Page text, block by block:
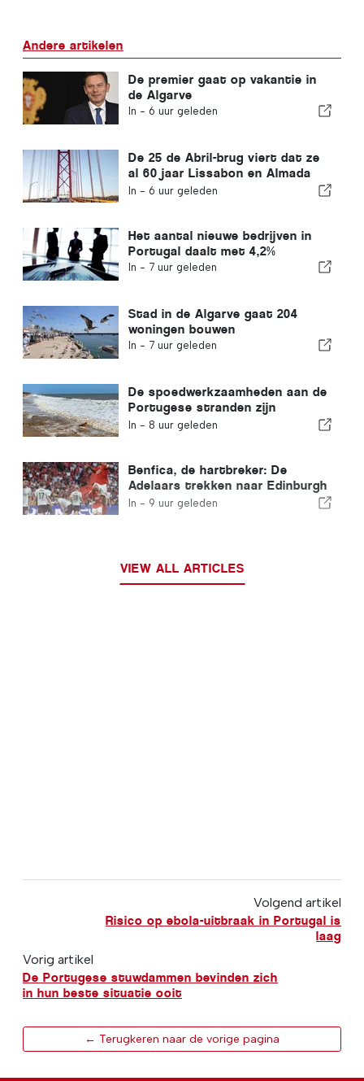
Andere artikelen
De premier gaat op vakantie in
de Algarve
In - 6 uur geleden
De 25 de Abril-brug viert dat ze
al 60 jaar Lissabon en Almada
met elkaar verbindt
In - 6 uur geleden
Het aantal nieuwe bedrijven in
Portugal daalt met 4,2%
In - 7 uur geleden
Stad in de Algarve gaat 204
woningen bouwen
In - 7 uur geleden
De spoedwerkzaamheden aan de
Portugese stranden zijn
afgerond
In - 8 uur geleden
Benfica, de hartbreker: De
Adelaars trekken naar Edinburgh
met één voet al in de volgende
In - 9 uur geleden
VIEW ALL ARTICLES
Volgend artikel
Risico op ebola-uitbraak in Portugal is
laag
Vorig artikel
De Portugese stuwdammen bevinden zich
in hun beste situatie ooit
← Terugkeren naar de vorige pagina